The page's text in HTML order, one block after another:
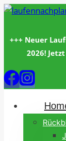
Zum
springen
+++ Neuer
2026!